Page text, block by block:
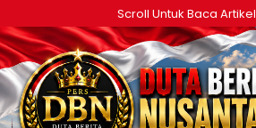
ke
konten
Scroll Untuk Baca Artikel